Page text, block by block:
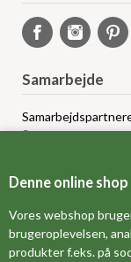
Denne online
Vores webshop
brugeroplevelsen,
produkter f.eks. på
Samarbejde
Sponsorprogram
Grossistsalg
FORSIDE